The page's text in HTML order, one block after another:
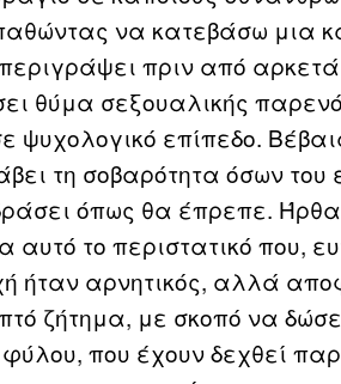
να κατεβάσω μια
πριν από
θύμα σεξουαλικής
ψυχολογικό επίπεδο.
τη σοβαρότητα όσων του
όπως θα έπρεπε.
αυτό το περιστατικό που,
ήταν αρνητικός, αλλά
ζήτημα, με σκοπό να
που έχουν δεχθεί